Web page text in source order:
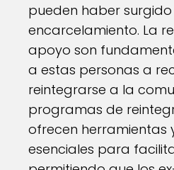
pueden haber
encarcelamiento. La
apoyo son
a estas personas a
reintegrarse a la
programas de
ofrecen herramientas
esenciales para